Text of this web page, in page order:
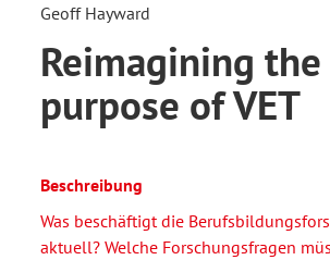
Geoff Hayward
Reimagining
purpose of VET
Beschreibung
Was beschäftigt die
aktuell? Welche Forschungsfragen